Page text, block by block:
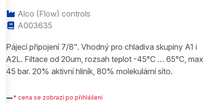
Alco (Flow) controls
A003635
Pájecí připojení 7/8". Vhodný pro chladiva skupiny A1 i
A2L. Filtace od 20um, rozsah teplot -45°C … 65°C, max
45 bar. 20% aktivní hliník, 80% molekulární síto.
—* cena se zobrazí po přihlášení